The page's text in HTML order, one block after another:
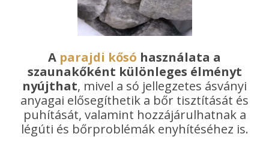
A parajdi kősó használata a
szaunakőként különleges élményt
nyújthat, mivel a só jellegzetes ásványi
anyagai elősegíthetik a bőr tisztítását és
puhítását, valamint hozzájárulhatnak a
légúti és bőrproblémák enyhítéséhez is.